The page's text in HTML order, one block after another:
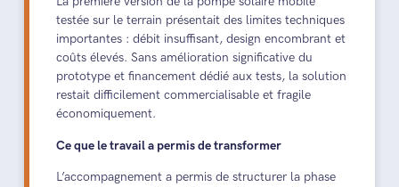
testée sur le terrain présentait des limites techniques
importantes : débit insuffisant, design encombrant et
coûts élevés. Sans amélioration significative du
prototype et financement dédié aux tests, la solution
restait difficilement commercialisable et fragile
économiquement.
Ce que le travail a permis de transformer
L’accompagnement a permis de structurer la phase